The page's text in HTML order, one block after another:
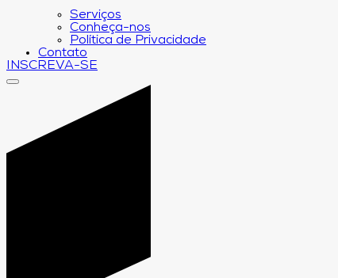
Serviços
Conheça-nos
Política de Privacidade
Contato
INSCREVA-SE